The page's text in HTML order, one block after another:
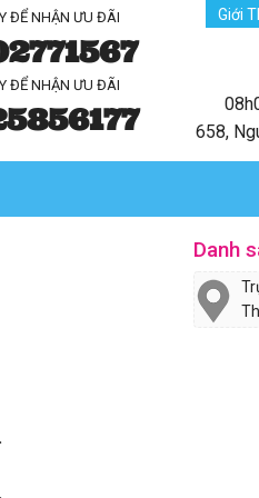
ĐỂ NHẬN ƯU ĐÃI
ĐỂ NHẬN ƯU ĐÃI
Giới
658,
Danh